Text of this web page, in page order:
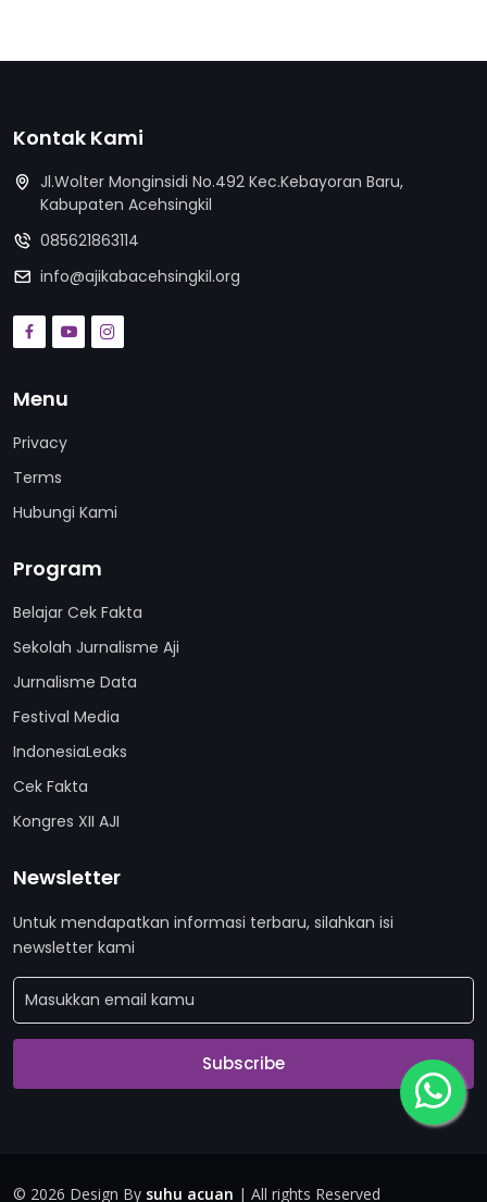
Kontak Kami
Jl.Wolter Monginsidi No.492 Kec.Kebayoran Baru,
Kabupaten Acehsingkil
085621863114
info@ajikabacehsingkil.org
Menu
Privacy
Terms
Hubungi Kami
Program
Belajar Cek Fakta
Sekolah Jurnalisme Aji
Jurnalisme Data
Festival Media
IndonesiaLeaks
Cek Fakta
Kongres XII AJI
Newsletter
Untuk mendapatkan informasi terbaru, silahkan isi
newsletter kami
Subscribe
© 2026 Design By suhu acuan | All rights Reserved